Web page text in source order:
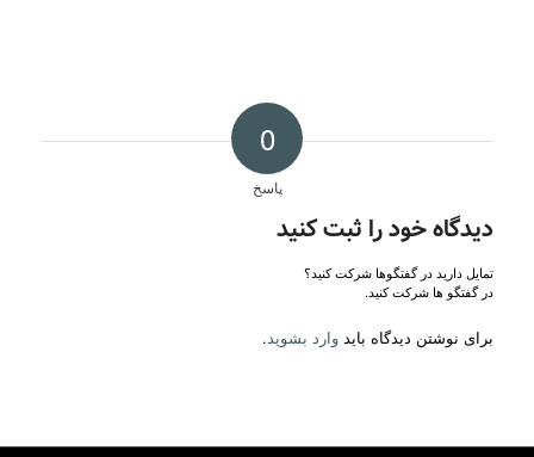
0
پاسخ
دیدگاه خود را ثبت کنید
تمایل دارید در گفتگوها شرکت کنید؟
در گفتگو ها شرکت کنید.
برای نوشتن دیدگاه باید وارد بشوید.